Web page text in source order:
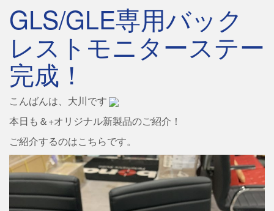
GLS/GLE専用バック
レストモニターステー
完成！
こんばんは、大川です
本日も＆+オリジナル新製品のご紹介！
ご紹介するのはこちらです。